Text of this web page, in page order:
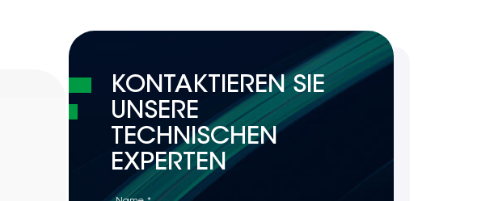
KONTAKTIEREN SIE
UNSERE
TECHNISCHEN
EXPERTEN